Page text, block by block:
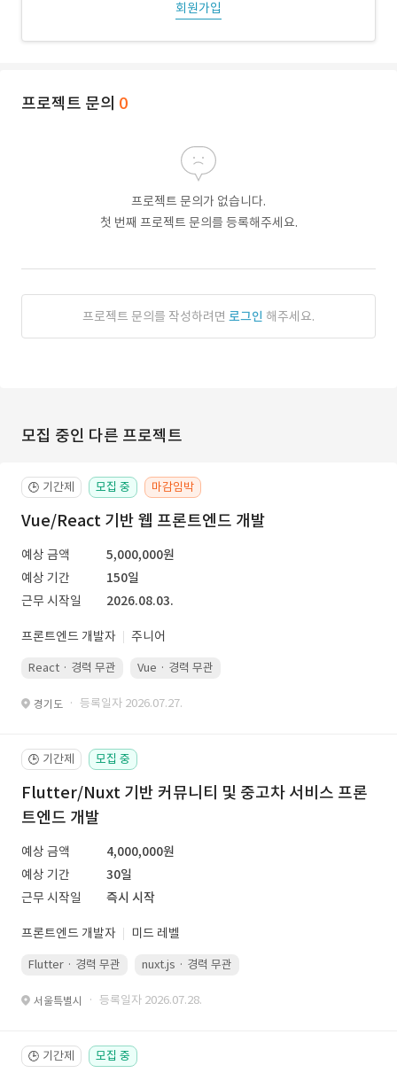
회원가입
프로젝트 문의 0
프로젝트 문의가 없습니다.
첫 번째 프로젝트 문의를 등록해주세요.
프로젝트 문의를 작성하려면 로그인 해주세요.
모집 중인 다른 프로젝트
🕒 기간제 모집 중 마감임박
Vue/React 기반 웹 프론트엔드 개발
예상 금액
5,000,000원
예상 기간
150일
근무 시작일
2026.08.03.
프론트엔드 개발자 주니어
React · 경력 무관 Vue · 경력 무관
경기도 · 등록일자 2026.07.27.
🕒 기간제 모집 중
Flutter/Nuxt 기반 커뮤니티 및 중고차 서비스 프론
트엔드 개발
예상 금액
4,000,000원
예상 기간
30일
근무 시작일
즉시 시작
프론트엔드 개발자 미드 레벨
Flutter · 경력 무관 nuxt.js · 경력 무관
서울특별시 · 등록일자 2026.07.28.
🕒 기간제 모집 중